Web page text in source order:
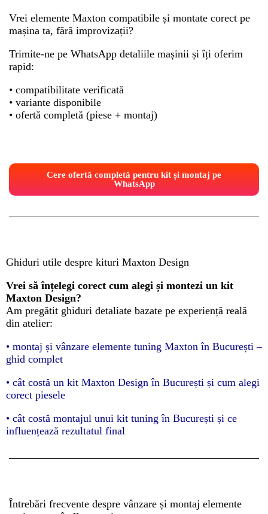
Vrei elemente Maxton compatibile și montate corect pe
mașina ta, fără improvizații?
Trimite-ne pe WhatsApp detaliile mașinii și îți oferim
rapid:
• compatibilitate verificată
• variante disponibile
• ofertă completă (piese + montaj)
Cere ofertă completă pentru kit și montaj pe
WhatsApp
Ghiduri utile despre kituri Maxton Design
Vrei să înțelegi corect cum alegi și montezi un kit
Maxton Design?
Am pregătit ghiduri detaliate bazate pe experiență reală
din atelier:
• montaj și vânzare elemente tuning Maxton în București –
ghid complet
• cât costă un kit Maxton Design în București și cum alegi
corect piesele
• cât costă montajul unui kit tuning în București și ce
influențează rezultatul final
Întrebări frecvente despre vânzare și montaj elemente